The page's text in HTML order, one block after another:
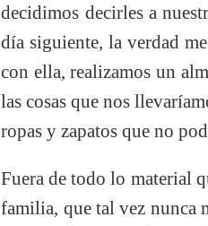
decidimos decirles a
día siguiente, la verdad
con ella, realizamos un
las cosas que nos
ropas y zapatos que no
Fuera de todo lo material
familia, que tal vez nunca